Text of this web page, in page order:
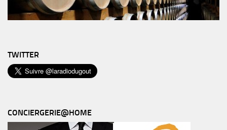
TWITTER
CONCIERGERIE@HOME